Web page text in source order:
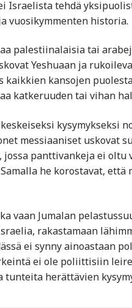
Israelista tehdä
vuosikymmenten historia.
palestiinalaisia tai
Yeshuaan ja
kansojen
katkeruuden tai vihan
kysymykseksi
messiaaniset uskovat
panttivankeja ei oltu
he korostavat,
vaan Jumalan
rakastamaan
ei synny ainoastaan
ei ole poliittisiin
tunteita herättävien